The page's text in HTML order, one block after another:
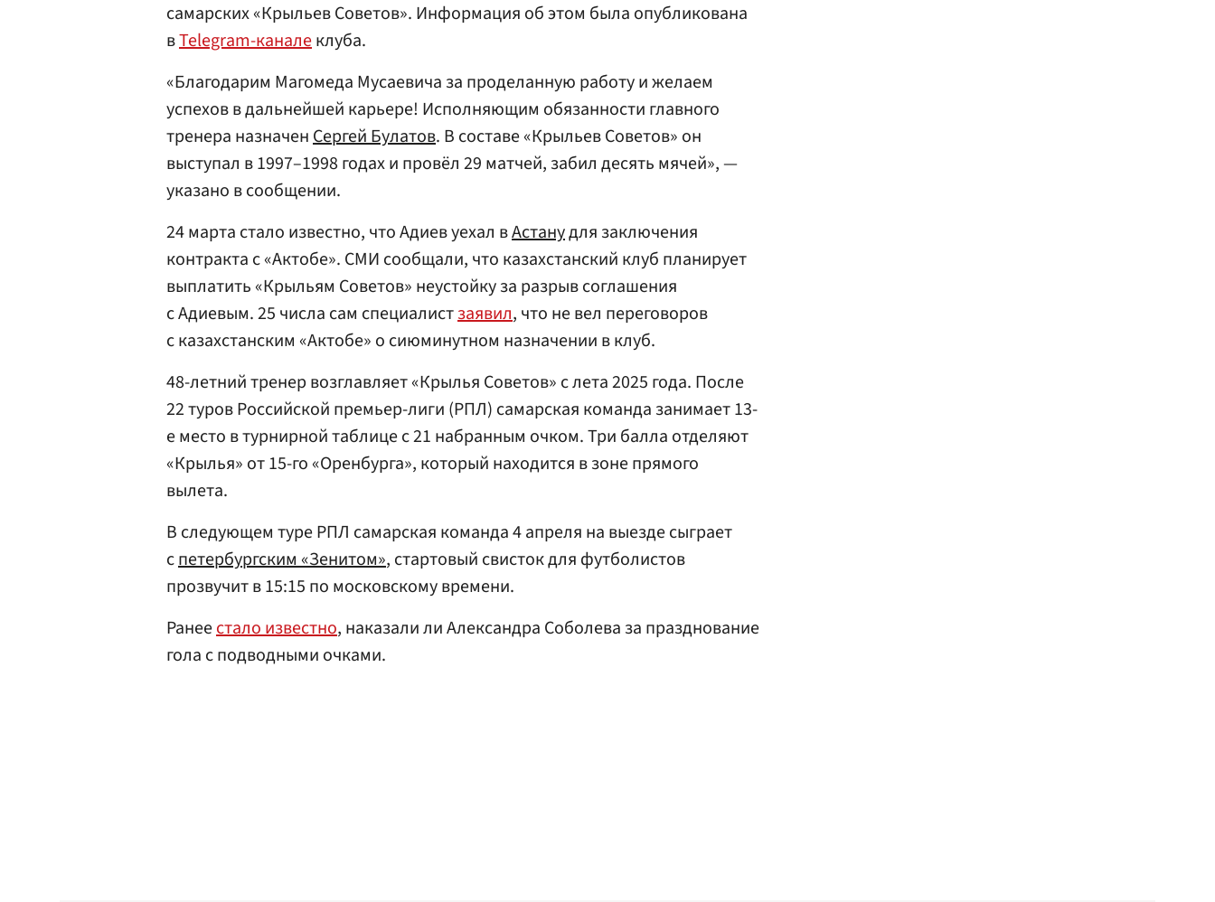
самарских «Крыльев Советов». Информация об этом была опубликована
вTelegram-каналеклуба.
«Благодарим Магомеда Мусаевича за проделанную работу и желаем
успехов в дальнейшей карьере! Исполняющим обязанности главного
тренера назначенСергей Булатов. В составе «Крыльев Советов» он
выступал в 1997–1998 годах и провёл 29 матчей, забил десять мячей», —
указано в сообщении.
24 марта стало известно, что Адиев уехал вАстанудля заключения
контракта с «Актобе». СМИ сообщали, что казахстанский клуб планирует
выплатить «Крыльям Советов» неустойку за разрыв соглашения
с Адиевым. 25 числа сам специалистзаявил, что не вел переговоров
с казахстанским «Актобе» о сиюминутном назначении в клуб.
48-летний тренер возглавляет «Крылья Советов» с лета 2025 года. После
22 туров Российской премьер-лиги (РПЛ) самарская команда занимает 13-
е место в турнирной таблице с 21 набранным очком. Три балла отделяют
«Крылья» от 15-го «Оренбурга», который находится в зоне прямого
вылета.
В следующем туре РПЛ самарская команда 4 апреля на выезде сыграет
спетербургским «Зенитом», стартовый свисток для футболистов
прозвучит в 15:15 по московскому времени.
Ранеестало известно, наказали ли Александра Соболева за празднование
гола с подводными очками.